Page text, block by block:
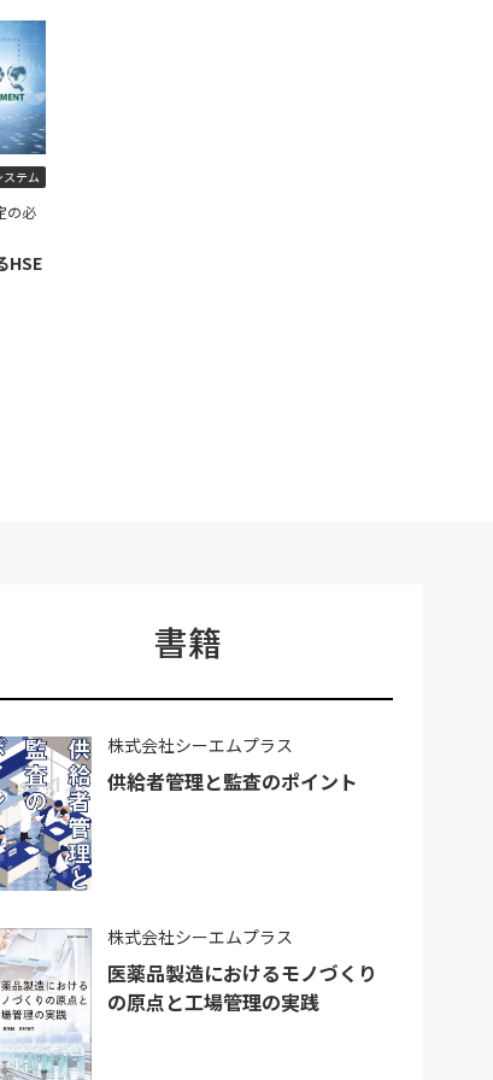
テム
の必
HSE
書籍
株式会社シーエムプラス
供給者管理と監査のポイント
株式会社シーエムプラス
医薬品製造におけるモノづくり
の原点と工場管理の実践